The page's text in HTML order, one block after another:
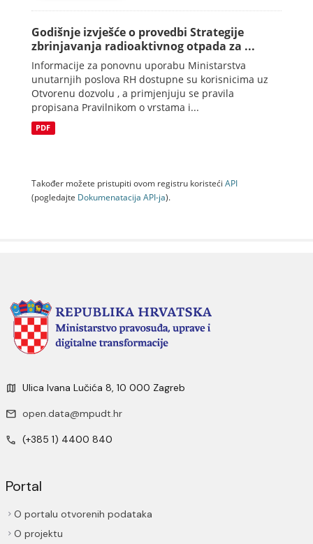
Godišnje izvješće o provedbi Strategije
zbrinjavanja radioaktivnog otpada za ...
Informacije za ponovnu uporabu Ministarstva
unutarnjih poslova RH dostupne su korisnicima uz
Otvorenu dozvolu , a primjenjuju se pravila
propisana Pravilnikom o vrstama i...
PDF
Također možete pristupiti ovom registru koristeći API
(pogledajte Dokumenаtаcijа API-jа).